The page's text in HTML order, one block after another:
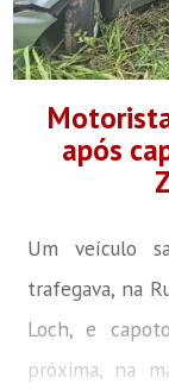
após
Um veículo
trafegava, na
Loch, e
próxima, na